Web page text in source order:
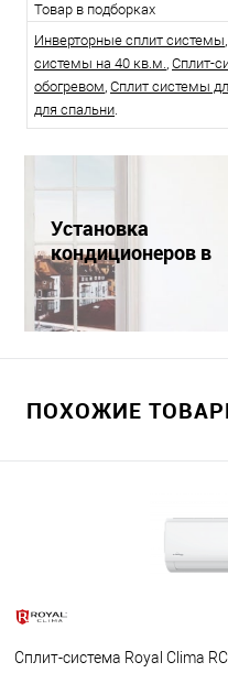
Товар в подборках
Инверторные сплит системы,
системы на 40 кв.м., Сплит-
обогревом, Сплит системы
для спальни.
Установка
кондиционеров в
Краснодаре
ПОХОЖИЕ
Сплит-система Royal Clima